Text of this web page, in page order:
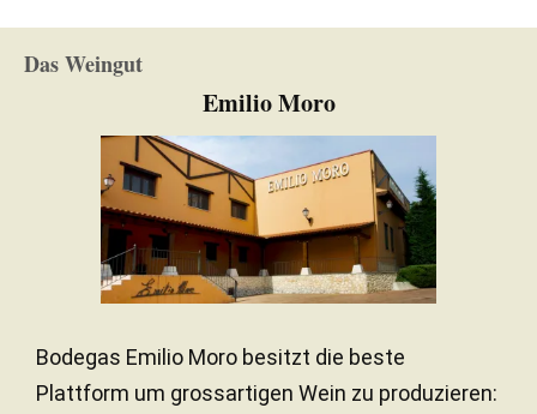
Finca Resalso
ALTER DES REBBERGS
Kontinental
ORIENTIERUNG Südwesten
Das Weingut
Emilio Moro
Bodegas Emilio Moro besitzt die beste
Plattform um grossartigen Wein zu produzieren: